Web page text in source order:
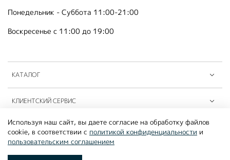
КАТАЛОГ
КЛИЕНТСКИЙ СЕРВИС
ПАРТНЁРЫ B2B
Понедельник - Суббота 11:00-21:00
Воскресенье с 11:00 до 19:00
Используя наш сайт, вы даете согласие на обработку файлов
cookie, в соответствии с политикой конфиденциальности и
пользовательским соглашением